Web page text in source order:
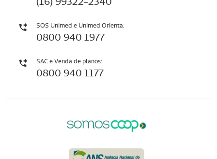
SOS Unimed e Unimed Orienta:
0800 940 1977
SAC e Venda de planos:
0800 940 1177